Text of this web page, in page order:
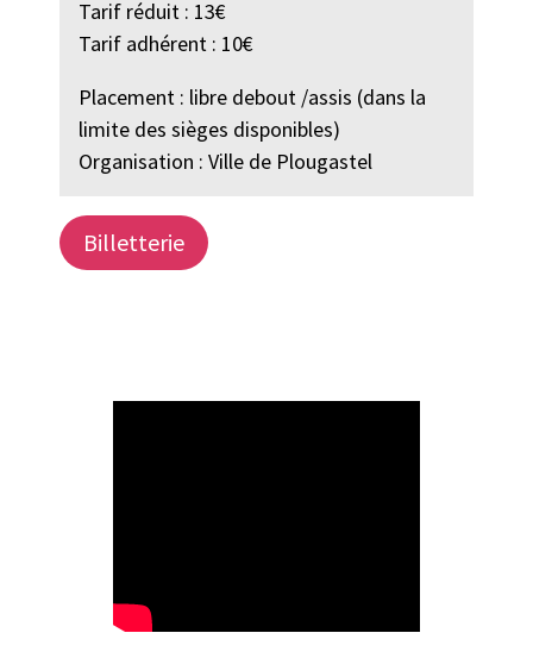
Tarif réduit : 13€
Tarif adhérent : 10€
Placement : libre debout /assis (dans la
limite des sièges disponibles)
Organisation : Ville de Plougastel
Billetterie